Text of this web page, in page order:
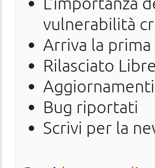
vulnerabilità
Arriva la
Rilasciato
Bug riportati
Scrivi per la